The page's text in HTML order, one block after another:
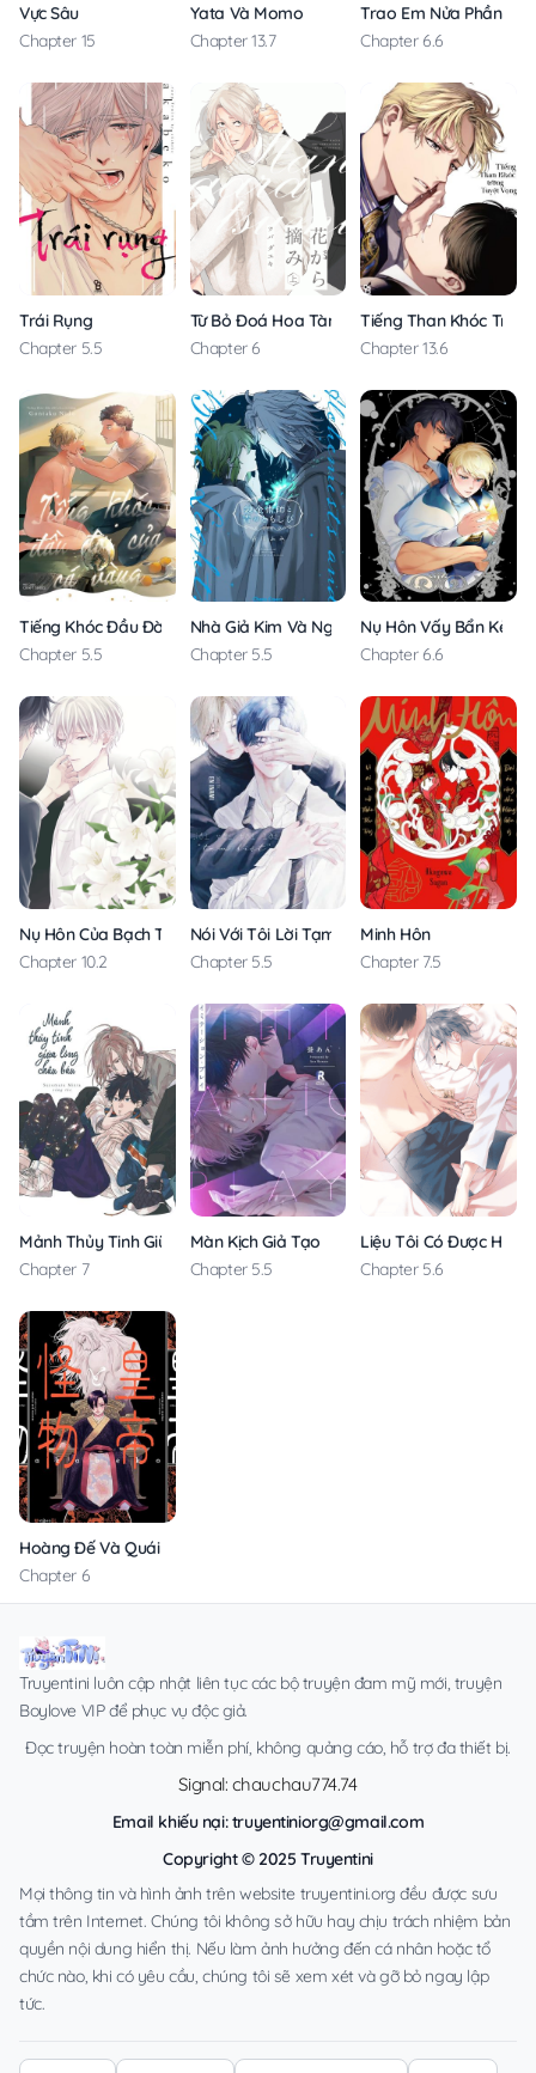
Vực Sâu
Chapter 15
Yata Và Momo
Chapter 13.7
Trao Em Nửa Phần Đời
Chapter 6.6
Trái Rụng
Chapter 5.5
Từ Bỏ Đoá Hoa Tàn
Chapter 6
Tiếng Than Khóc
Chapter 13.6
Tiếng Khóc Đầu Đời Của Cá Vàng
Chapter 5.5
Nhà Giả Kim Và Ngọn Đèn Xanh
Chapter 5.5
Nụ Hôn Vấy Bẩn Kẻ
Chapter 6.6
Nụ Hôn Của Bạch Tuyết
Chapter 10.2
Nói Với Tôi Lời Tạm Biệt
Chapter 5.5
Minh Hôn
Chapter 7.5
Mảnh Thủy Tinh Giữa Lòng Châu Báu
Chapter 7
Màn Kịch Giả Tạo
Chapter 5.5
Liệu Tôi Có Được Hạnh
Chapter 5.6
Hoàng Đế Và Quái Vật
Chapter 6
Truyentini luôn cập nhật liên tục các bộ truyện đam mỹ mới, truyện
Boylove VIP để phục vụ độc giả.
Đọc truyện hoàn toàn miễn phí, không quảng cáo, hỗ trợ đa thiết bị.
Signal: chauchau774.74
Email khiếu nại:truyentiniorg@gmail.com
Copyright © 2025 Truyentini
Mọi thông tin và hình ảnh trên website truyentini.org đều được sưu
tầm trên Internet. Chúng tôi không sở hữu hay chịu trách nhiệm bản
quyền nội dung hiển thị. Nếu làm ảnh hưởng đến cá nhân hoặc tổ
chức nào, khi có yêu cầu, chúng tôi sẽ xem xét và gỡ bỏ ngay lập
tức.